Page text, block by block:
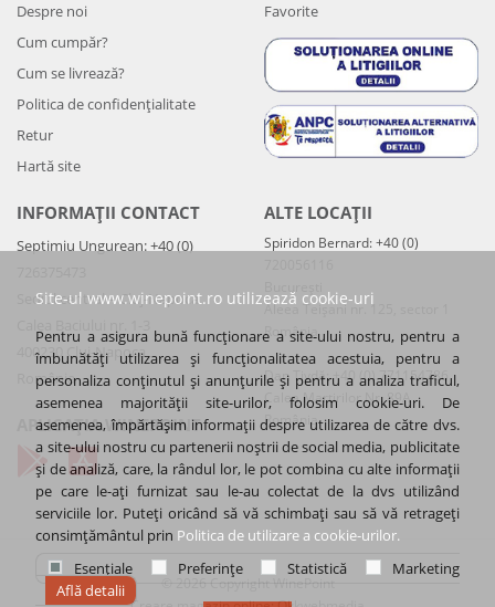
Despre noi
Cum cumpăr?
Cum se livrează?
Politica de confidenţialitate
Retur
Hartă site
Favorite
INFORMAȚII CONTACT
Septimiu Ungurean: +40 (0)
Sediul central – Cluj-Napoca
400230 Cluj-Napoca
România
APLICAȚIA WINEPOINT
ALTE LOCAȚII
Spiridon Bernard: +40 (0)
Aleea Teișani nr. 125, sector 1
România
Dan Tivdă: +40 (0) 771154786
Calea Martirilor Nr. 89A
România
© 2026 Copyright WinePoint
Site-ul www.winepoint.ro utilizează cookie-uri
Pentru a asigura bună funcționare a site-ului nostru, pentru a
îmbunătăți utilizarea și funcționalitatea acestuia, pentru a
personaliza conținutul și anunțurile și pentru a analiza traficul,
asemenea majorității site-urilor, folosim cookie-uri. De
asemenea, împărtășim informații despre utilizarea de către dvs.
a site-ului nostru cu partenerii noștrii de social media, publicitate
și de analiză, care, la rândul lor, le pot combina cu alte informații
pe care le-ați furnizat sau le-au colectat de la dvs utilizând
serviciile lor. Puteți oricând să vă schimbați sau să vă retrageți
consimțământul prin Politica de utilizare a cookie-urilor.
Esențiale
Preferințe Statistică
Marketing
Află detalii